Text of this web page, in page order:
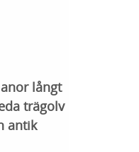
långt
trägolv
antik